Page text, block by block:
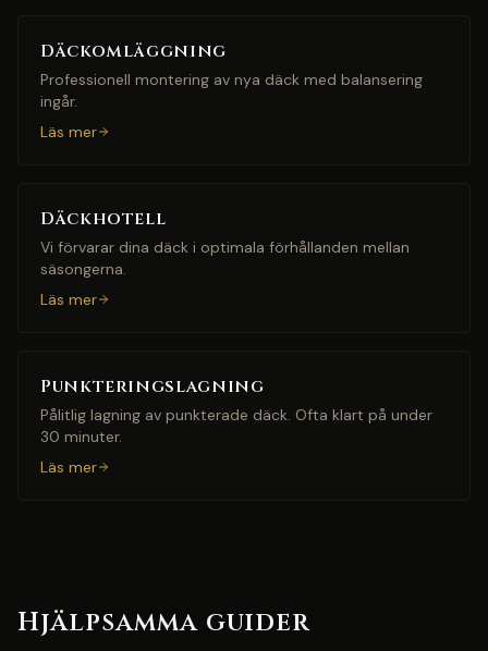
Däckomläggning
Professionell montering av nya däck med balansering
ingår.
Läs mer
Däckhotell
Vi förvarar dina däck i optimala förhållanden mellan
säsongerna.
Läs mer
Punkteringslagning
Pålitlig lagning av punkterade däck. Ofta klart på under
30 minuter.
Läs mer
Hjälpsamma guider